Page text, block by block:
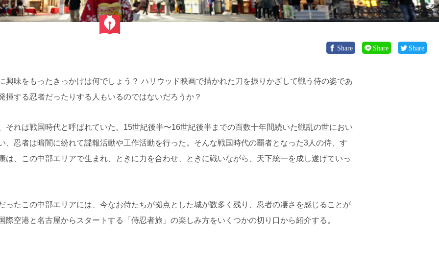
Share Share Share
興味をもったきっかけは何でしょう？ ハリウッド映画で描かれた刀を振りかざして戦う侍の姿であ
揮する忍者だったりする人もいるのではないだろうか？
それは戦国時代と呼ばれていた。15世紀後半〜16世紀後半までの百数十年間続いた戦乱の世におい
、忍者は暗闇に紛れて諜報活動や工作活動を行った。そんな戦国時代の覇者となった3人の侍、す
は、この中部エリアで生まれ、ときに力を合わせ、ときに戦いながら、天下統一を成し遂げていっ
ったこの中部エリアには、今なお侍たちが拠点とした城が数多く残り、忍者の凄さを感じることが
空港と名古屋からスタートする「侍忍者旅」の楽しみ方をいくつかの切り口から紹介する。